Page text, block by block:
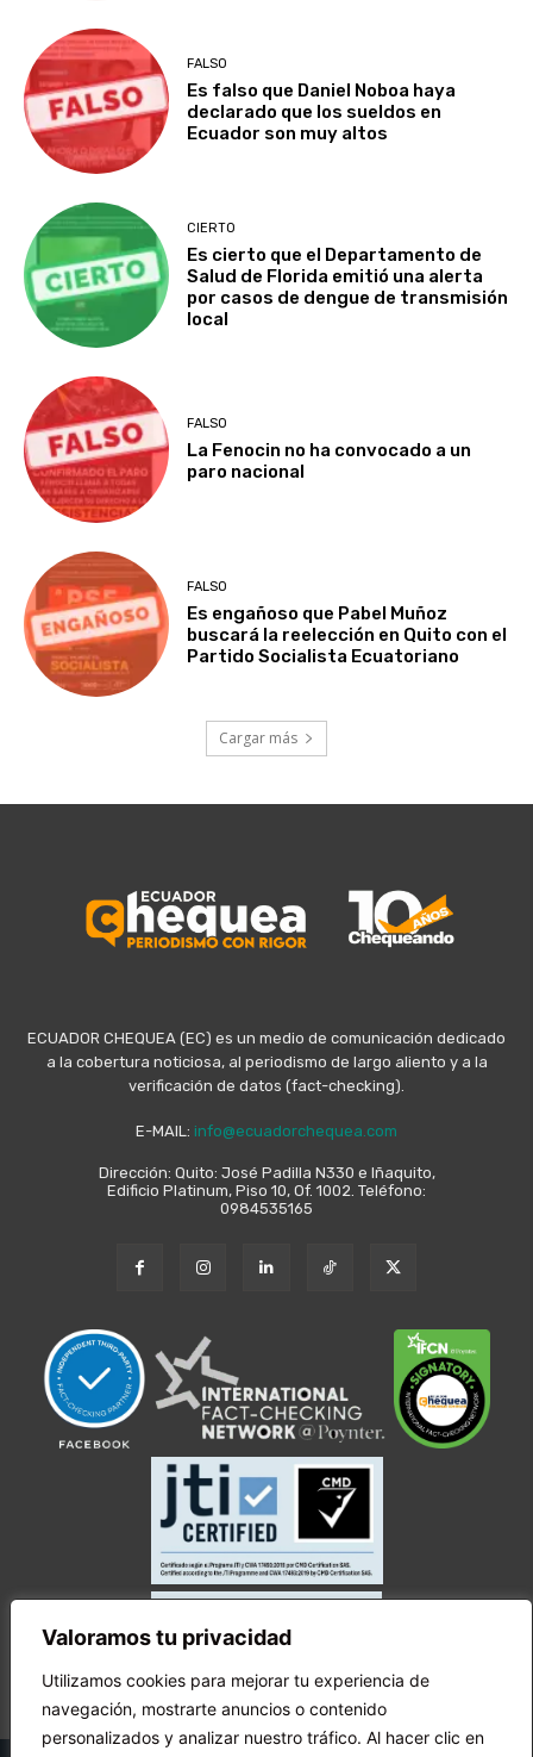
Valoramos tu privacidad
Utilizamos cookies para mejorar tu experiencia de
navegación, mostrarte anuncios o contenido
personalizados y analizar nuestro tráfico. Al hacer clic en
FALSO
Es falso que Daniel Noboa haya
declarado que los sueldos en
Ecuador son muy altos
CIERTO
Es cierto que el Departamento de
Salud de Florida emitió una alerta
por casos de dengue de transmisión
local
FALSO
La Fenocin no ha convocado a un
paro nacional
FALSO
Es engañoso que Pabel Muñoz
buscará la reelección en Quito con el
Partido Socialista Ecuatoriano
Cargar más
ECUADOR CHEQUEA (EC) es un medio de comunicación dedicado
a la cobertura noticiosa, al periodismo de largo aliento y a la
verificación de datos (fact-checking).
E-MAIL: info@ecuadorchequea.com
Dirección: Quito: José Padilla N330 e Iñaquito,
Edificio Platinum, Piso 10, Of. 1002. Teléfono:
0984535165